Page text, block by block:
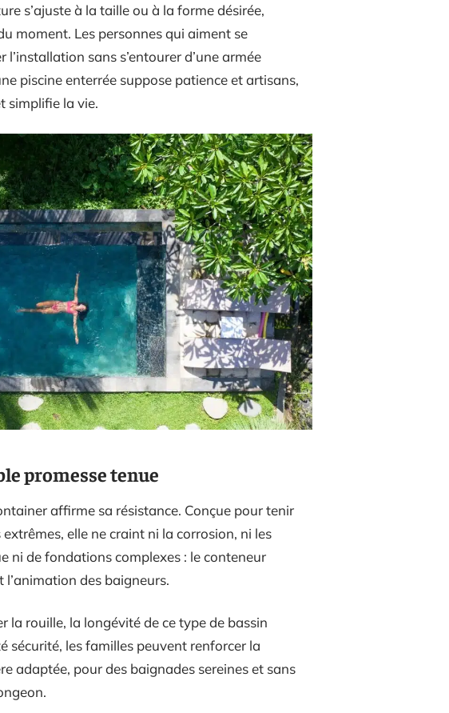
s’ajuste à la taille ou à la forme désirée,
moment. Les personnes qui aiment se
sans s’entourer d’une armée
piscine enterrée suppose patience et artisans,
simplifie la vie.
promesse tenue
affirme sa résistance. Conçue pour tenir
elle ne craint ni la corrosion, ni les
ni de fondations complexes : le conteneur
l’animation des baigneurs.
la rouille, la longévité de ce type de bassin
sécurité, les familles peuvent renforcer la
adaptée, pour des baignades sereines et sans